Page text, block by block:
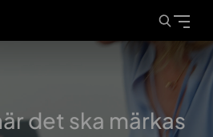
det ska märkas